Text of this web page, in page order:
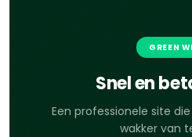
GREEN
Snel en
Een professionele site
wakker van